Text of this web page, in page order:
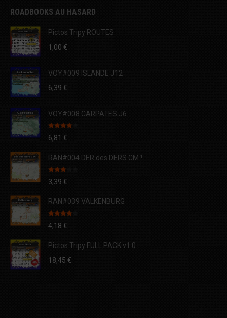
ROADBOOKS AU HASARD
Pictos Tripy ROUTES
1,00 €
VOY#009 ISLANDE J12
6,39 €
VOY#008 CARPATES J6
Note 4.00
sur 5
6,81 €
RAN#004 DER des DERS CM ¹
Note
3.00
3,39 €
RAN#039 VALKENBURG
Note 4.00
sur 5
4,18 €
Pictos Tripy FULL PACK v1.0
18,45 €